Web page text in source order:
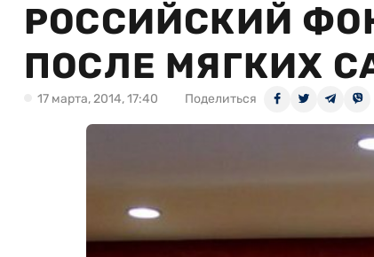
РОССИЙСКИЙ
ПОСЛЕ МЯГКИХ
17 марта, 2014, 17:40 Поделиться